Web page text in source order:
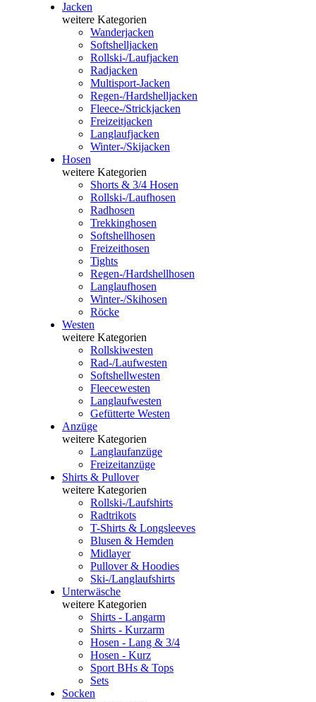
Jacken
weitere Kategorien
Wanderjacken
Softshelljacken
Rollski-/Laufjacken
Radjacken
Multisport-Jacken
Regen-/Hardshelljacken
Fleece-/Strickjacken
Freizeitjacken
Langlaufjacken
Winter-/Skijacken
Hosen
weitere Kategorien
Shorts & 3/4 Hosen
Rollski-/Laufhosen
Radhosen
Trekkinghosen
Softshellhosen
Freizeithosen
Tights
Regen-/Hardshellhosen
Langlaufhosen
Winter-/Skihosen
Röcke
Westen
weitere Kategorien
Rollskiwesten
Rad-/Laufwesten
Softshellwesten
Fleecewesten
Langlaufwesten
Gefütterte Westen
Anzüge
weitere Kategorien
Langlaufanzüge
Freizeitanzüge
Shirts & Pullover
weitere Kategorien
Rollski-/Laufshirts
Radtrikots
T-Shirts & Longsleeves
Blusen & Hemden
Midlayer
Pullover & Hoodies
Ski-/Langlaufshirts
Unterwäsche
weitere Kategorien
Shirts - Langarm
Shirts - Kurzarm
Hosen - Lang & 3/4
Hosen - Kurz
Sport BHs & Tops
Sets
Socken